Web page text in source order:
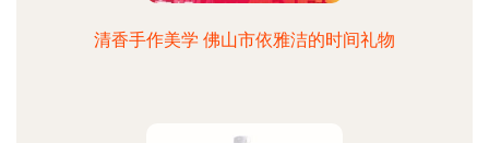
清香手作美学 佛山市依雅洁的时间礼物